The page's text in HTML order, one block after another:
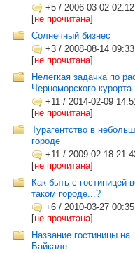
+5 / 2006-03-02
[не прочитана]
Солнечный бизнес
+3 / 2008-08-14
[не прочитана]
Нелегкая задачка по
Черноморского курорта
+11 / 2014-02-09
[не прочитана]
Турагентство в
городе
+11 / 2009-02-18
[не прочитана]
Как быть с гостиницей
таком городе...?
+6 / 2010-03-27
[не прочитана]
Название гостиницы на
Байкале